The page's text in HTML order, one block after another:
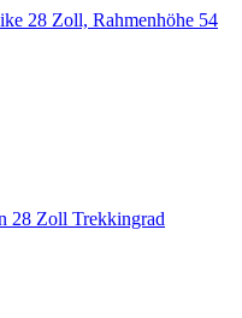
28 Zoll, Rahmenhöhe 54
28 Zoll Trekkingrad